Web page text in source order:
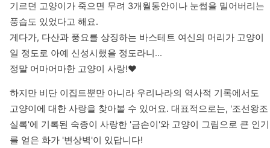
기르던 고양이가 죽으면 무려 3개월동안이나 눈썹을 밀어버리는
풍습도 있었다고 해요.
게다가, 다산과 풍요를 상징하는 바스테트 여신의 머리가 고양이
일 정도로 아예 신성시했을 정도라니...
정말 어마어마한 고양이 사랑!❤️
하지만 비단 이집트뿐만 아니라 우리나라의 역사적 기록에서도
고양이에 대한 사랑을 찾아볼 수 있어요. 대표적으로는, '조선왕조
실록'에 기록된 숙종이 사랑한 '금손이'와 고양이 그림으로 큰 인기
를 얻은 화가 '변상벽'이 있답니다!